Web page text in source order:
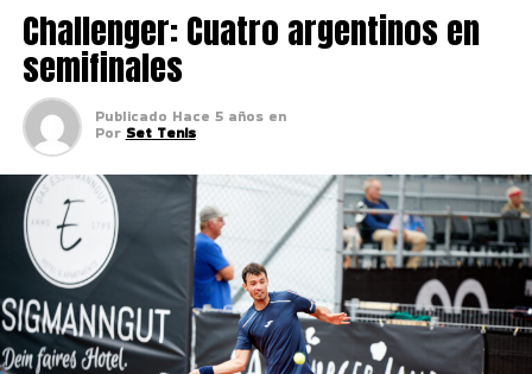
Challenger: Cuatro argentinos en
semifinales
Publicado Hace 5 años en
Por Set Tenis